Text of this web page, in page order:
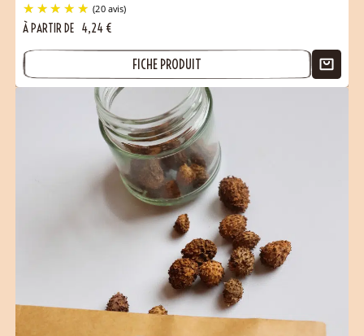
(2 avis)
À PARTIR DE 4,24 €
FICHE PRODUIT